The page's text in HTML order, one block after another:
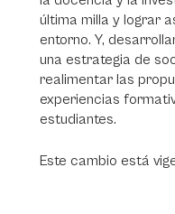
última milla y lograr
entorno. Y,
una estrategia de
realimentar las
experiencias
estudiantes.
Este cambio está